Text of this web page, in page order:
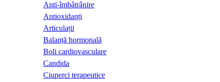
Anti-îmbâtrânire
Antioxidanți
Articulații
Balanță hormonală
Boli cardiovasculare
Candida
Ciuperci terapeutice